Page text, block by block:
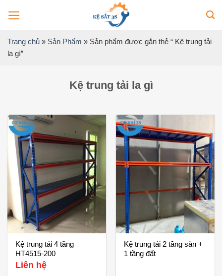
qua
nội
dungTrang chủ » Sản Phẩm » Sản phẩm được gắn thẻ “ Kệ trung tải
la gì”
Kệ trung tải la gì
Kệ trung tải 4 tầng
HT4515-200
Liên hệ
Kệ trung tải 2 tầng sàn +
1 tầng đất